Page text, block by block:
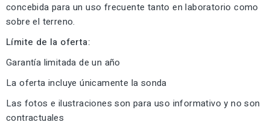
concebida para un uso frecuente tanto en laboratorio como
sobre el terreno.
Límite de la oferta:
Garantía limitada de un año
La oferta incluye únicamente la sonda
Las fotos e ilustraciones son para uso informativo y no son
contractuales